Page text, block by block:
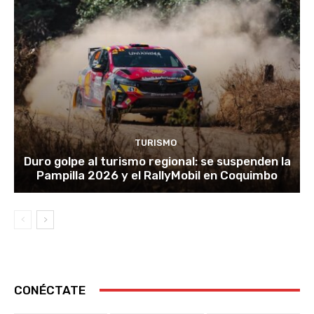
TURISMO
Duro golpe al turismo regional: se suspenden la
Pampilla 2026 y el RallyMobil en Coquimbo
CONÉCTATE